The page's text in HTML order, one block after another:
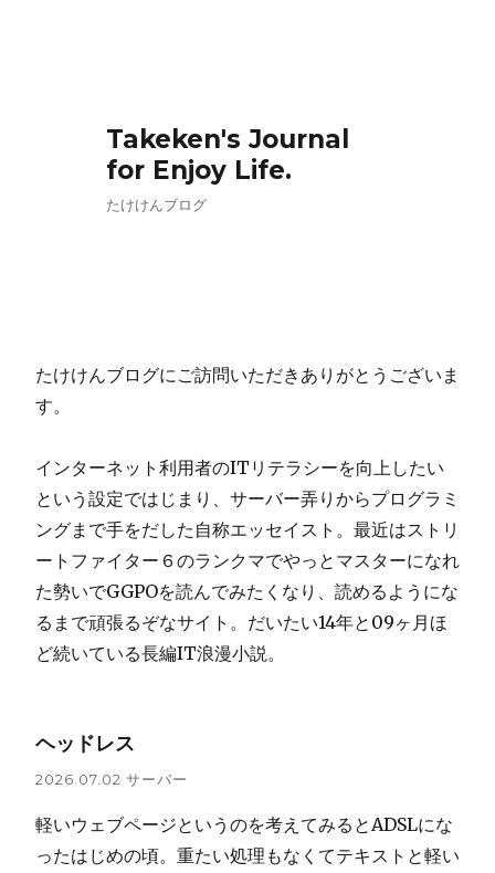
Takeken's Journal
for Enjoy Life.
たけけんブログ
たけけんブログにご訪問いただきありがとうございま
す。
インターネット利用者のITリテラシーを向上したい
という設定ではじまり、サーバー弄りからプログラミ
ングまで手をだした自称エッセイスト。最近はストリ
ートファイター６のランクマでやっとマスターになれ
た勢いでGGPOを読んでみたくなり、読めるようにな
るまで頑張るぞなサイト。だいたい14年と09ヶ月ほ
ど続いている長編IT浪漫小説。
ヘッドレス
2026.07.02 サーバー
軽いウェブページというのを考えてみるとADSLにな
ったはじめの頃。重たい処理もなくてテキストと軽い